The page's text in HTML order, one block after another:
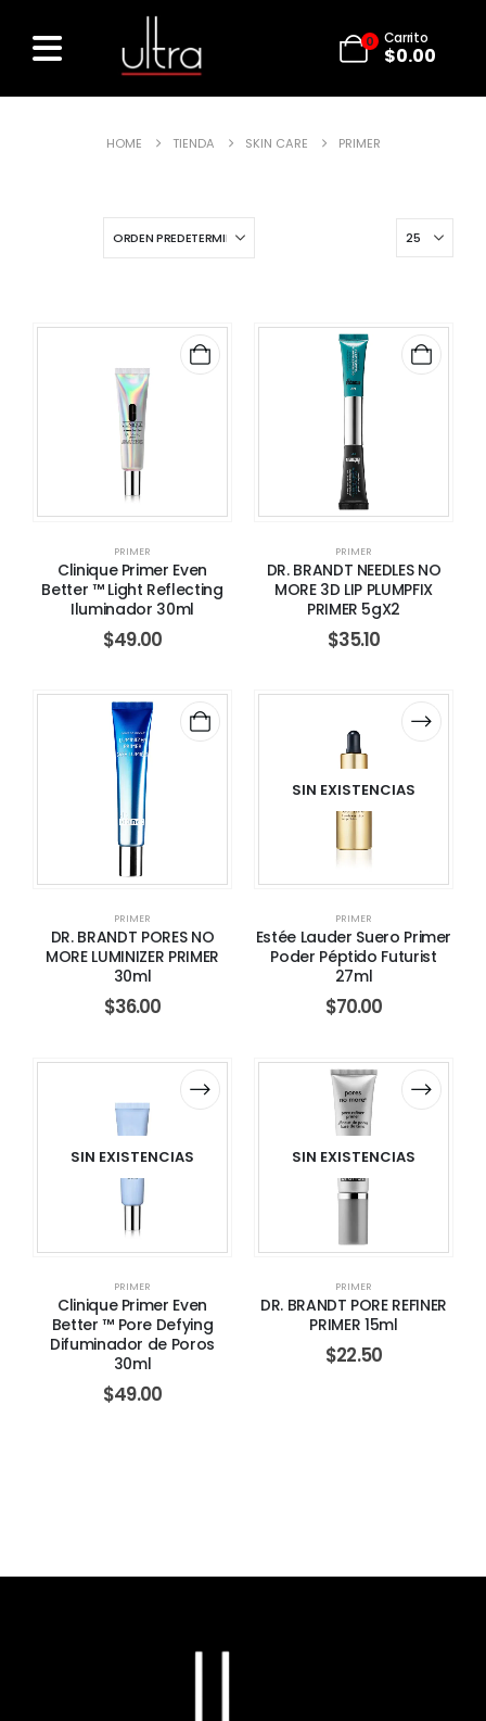
0 Carrito
$0.00
HOME TIENDA SKIN CARE PRIMER
PRIMER
Clinique Primer Even
Better ™ Light Reflecting
Iluminador 30ml
$49.00
PRIMER
DR. BRANDT NEEDLES NO
MORE 3D LIP PLUMPFIX
PRIMER 5gX2
$35.10
PRIMER
DR. BRANDT PORES NO
MORE LUMINIZER PRIMER
30ml
$36.00
SIN EXISTENCIAS
PRIMER
Estée Lauder Suero Primer
Poder Péptido Futurist
27ml
$70.00
SIN EXISTENCIAS
PRIMER
Clinique Primer Even
Better ™ Pore Defying
Difuminador de Poros
30ml
$49.00
SIN EXISTENCIAS
PRIMER
DR. BRANDT PORE REFINER
PRIMER 15ml
$22.50